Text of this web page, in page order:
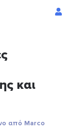
και
από Marco